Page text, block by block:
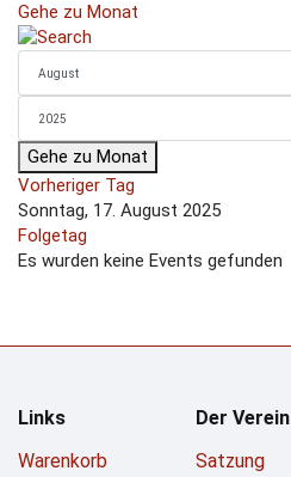
Gehe zu Monat
Gehe zu Monat
Vorheriger Tag
Sonntag, 17. August 2025
Folgetag
Es wurden keine Events gefunden
Links
Warenkorb
Der Verein
Satzung